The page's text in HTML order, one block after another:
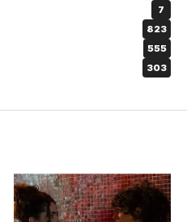
7
823
555
303